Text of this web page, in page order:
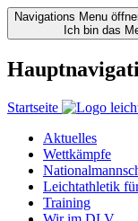
Navigations Menu
Ich bin das
Startseite
Aktuelles
Wettkämpfe
Leichtathletik
Training